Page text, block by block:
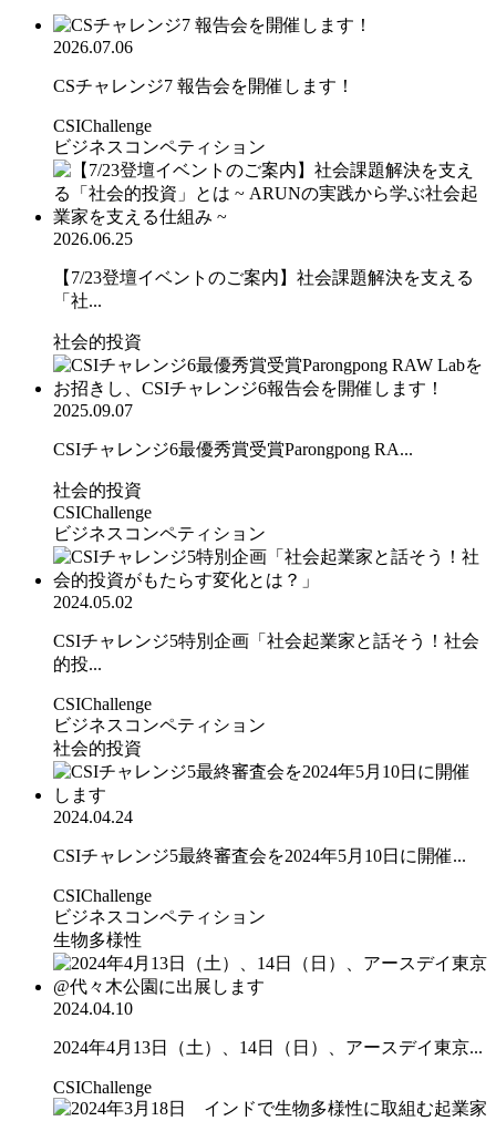
2026.07.06
CSチャレンジ7 報告会を開催します！
CSIChallenge
ビジネスコンペティション
2026.06.25
【7/23登壇イベントのご案内】社会課題解決を支える
「社...
社会的投資
2025.09.07
CSIチャレンジ6最優秀賞受賞Parongpong RA...
社会的投資
CSIChallenge
ビジネスコンペティション
2024.05.02
CSIチャレンジ5特別企画「社会起業家と話そう！社会
的投...
CSIChallenge
ビジネスコンペティション
社会的投資
2024.04.24
CSIチャレンジ5最終審査会を2024年5月10日に開催...
CSIChallenge
ビジネスコンペティション
生物多様性
2024.04.10
2024年4月13日（土）、14日（日）、アースデイ東京...
CSIChallenge